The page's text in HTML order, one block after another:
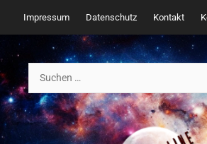
Inhalt
springen
Impressum Datenschutz Kontakt
nach: